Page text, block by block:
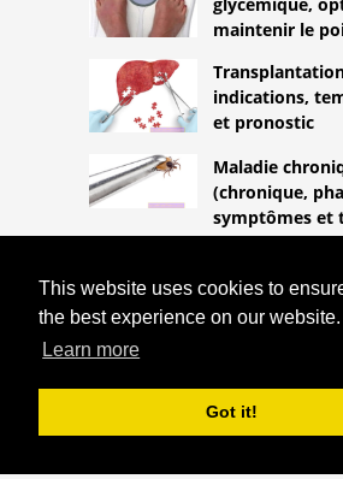
This website uses cookies to
the best experience on our website.
Learn more
Got it!
maintenir le
indications,
et pronostic
Maladie
(chronique,
symptômes et
COPYRIGHT 2026
HTTPS://
INDICATIONS, POSOLOGIE
SECONDAIRES